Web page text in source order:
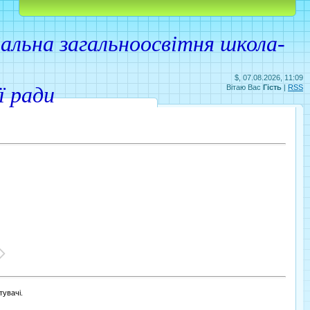
$, 07.08.2026, 11:09
Вітаю Вас Гість | RSS
загальноосвітня школа-
ради